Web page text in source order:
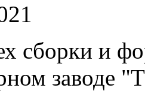
сборки и
заводе